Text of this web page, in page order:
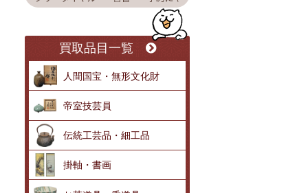
買取品目一覧
人間国宝・無形文化財
帝室技芸員
伝統工芸品・細工品
掛軸・書画